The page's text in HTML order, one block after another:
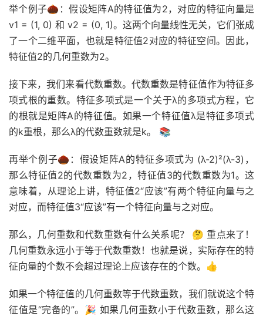
举个例子🌰：假设矩阵A的特征值为2，对应的特征向量是
v1 = (1, 0) 和 v2 = (0, 1)。这两个向量线性无关，它们张成
了一个二维平面，也就是特征值2对应的特征空间。因此，
特征值2的几何重数为2。
接下来，我们来看代数重数。代数重数是特征值作为特征多
项式根的重数。特征多项式是一个关于λ的多项式方程，它
的根就是矩阵A的特征值。如果一个特征值λ是特征多项式
的k重根，那么λ的代数重数就是k。 📚
再举个例子🌰：假设矩阵A的特征多项式为 (λ-2)²(λ-3)，
那么特征值2的代数重数为2，特征值3的代数重数为1。这
意味着，从理论上讲，特征值2“应该”有两个特征向量与之
对应，而特征值3“应该”有一个特征向量与之对应。
那么，几何重数和代数重数有什么关系呢？ 🤔 重点来了！
几何重数永远小于等于代数重数！也就是说，实际存在的特
征向量的个数不会超过理论上应该存在的个数。👍
如果一个特征值的几何重数等于代数重数，我们就说这个特
征值是“完备的”。🎉 如果几何重数小于代数重数，那么这